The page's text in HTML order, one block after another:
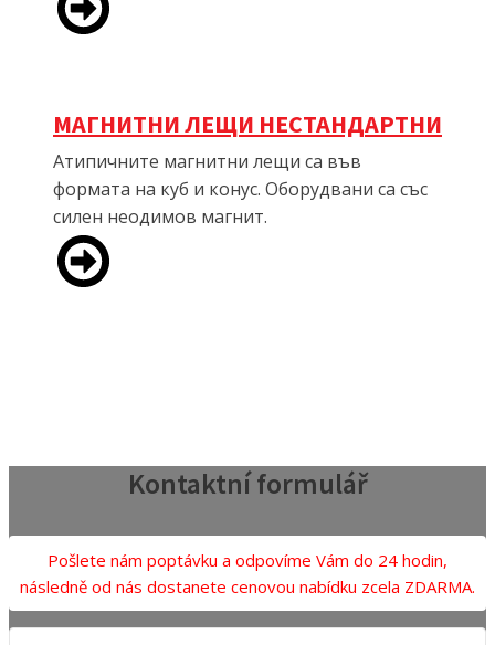
МАГНИТНИ ЛЕЩИ НЕСТАНДАРТНИ
Атипичните магнитни лещи са във
формата на куб и конус. Оборудвани са със
силен неодимов магнит.
Kontaktní formulář
Pošlete nám poptávku a odpovíme Vám do 24 hodin,
následně od nás dostanete cenovou nabídku zcela ZDARMA.